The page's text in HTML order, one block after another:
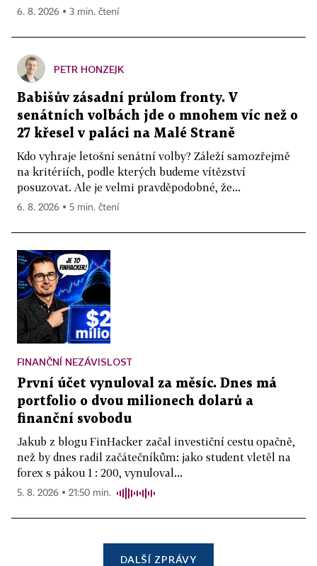
6. 8. 2026 ▪ 3 min. čtení
PETR HONZEJK
Babišův zásadní průlom fronty. V
senátních volbách jde o mnohem víc než o
27 křesel v paláci na Malé Straně
Kdo vyhraje letošní senátní volby? Záleží samozřejmě
na kritériích, podle kterých budeme vítězství
posuzovat. Ale je velmi pravděpodobné, že...
6. 8. 2026 ▪ 5 min. čtení
FINANČNÍ NEZÁVISLOST
První účet vynuloval za měsíc. Dnes má
portfolio o dvou milionech dolarů a
finanční svobodu
Jakub z blogu FinHacker začal investiční cestu opačně,
než by dnes radil začátečníkům: jako student vletěl na
forex s pákou 1 : 200, vynuloval...
5. 8. 2026 ▪ 21:50 min.
DALŠÍ ZPRÁVY